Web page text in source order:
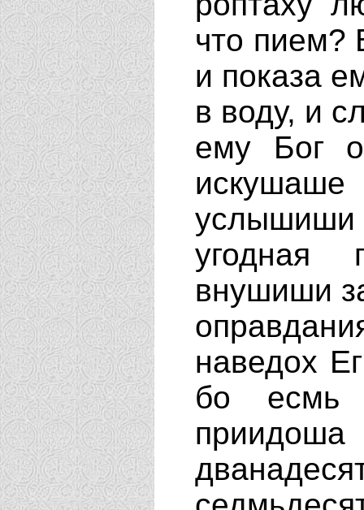
что пием?
и показа
в воду, и
ему Бог
услышиши
внушиши
наведох
бо есмь